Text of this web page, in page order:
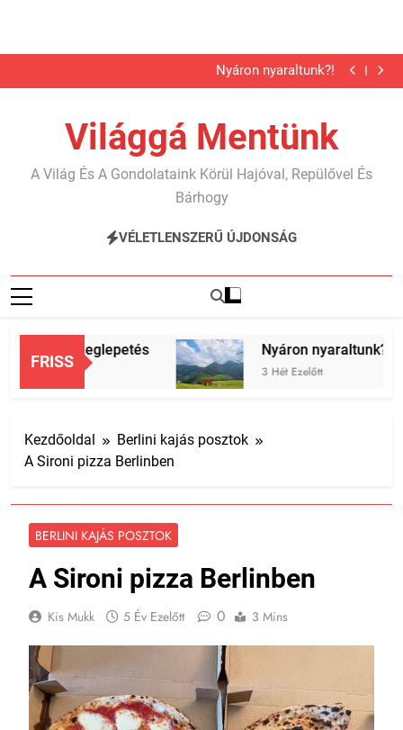
a
Telgárt, a meglepetés
Nyáron nyaraltunk?!
Karib…
Telgárt, a meglepetés
Nyáron nyaraltunk?!
Karib…
Megkutyásodtunk 2. rész
Világgá Mentünk
A Világ És A Gondolataink Körül Hajóval, Repülővel És
Bárhogy
VÉLETLENSZERŰ ÚJDONSÁG
FRISS
a meglepetés
Ezelőtt
Nyáron nyaraltunk?!
3 Hét Ezelőtt
Kezdőoldal
Berlini kajás posztok
A Sironi pizza Berlinben
BERLINI KAJÁS POSZTOK
A Sironi pizza Berlinben
Kis Mukk 5 Év Ezelőtt 0 3 Mins